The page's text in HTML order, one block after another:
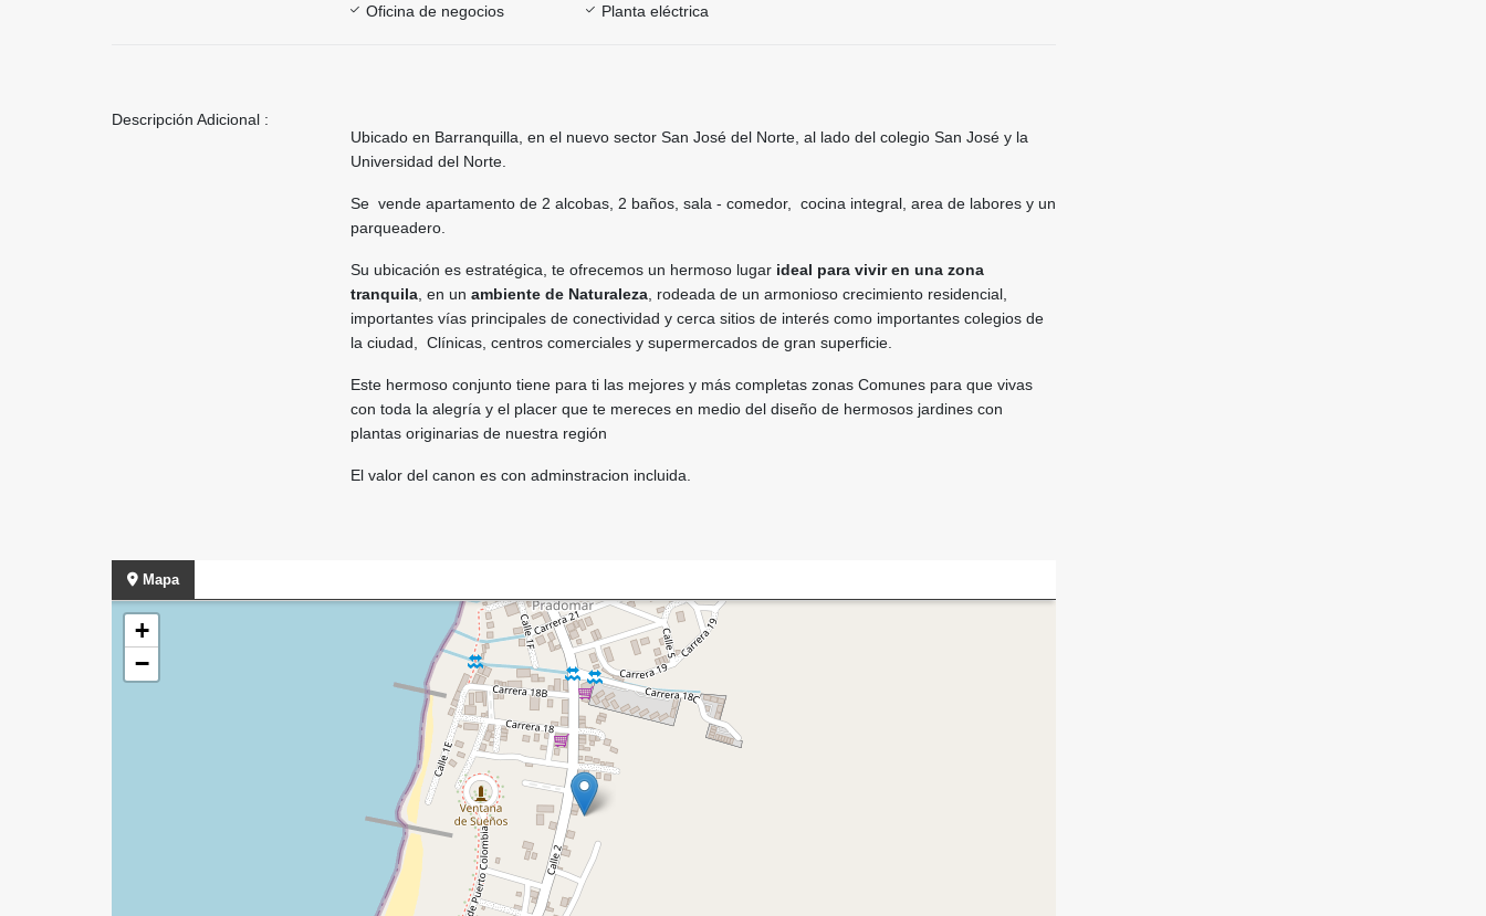
Oficina de negocios
Planta eléctrica
Descripción Adicional :
Ubicado en Barranquilla, en el nuevo sector San José del Norte, al lado del colegio San José y la
Universidad del Norte.
Se vende apartamento de 2 alcobas, 2 baños, sala - comedor, cocina integral, area de labores y un
parqueadero.
Su ubicación es estratégica, te ofrecemos un hermoso lugar ideal para vivir en una zona
tranquila , en un ambiente de Naturaleza , rodeada de un armonioso crecimiento residencial,
importantes vías principales de conectividad y cerca sitios de interés como importantes colegios de
la ciudad, Clínicas, centros comerciales y supermercados de gran superficie.
Este hermoso conjunto tiene para ti las mejores y más completas zonas Comunes para que vivas
con toda la alegría y el placer que te mereces en medio del diseño de hermosos jardines con
plantas originarias de nuestra región
El valor del canon es con adminstracion incluida.
Mapa
+
−